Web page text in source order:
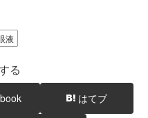
液
る
はてブ